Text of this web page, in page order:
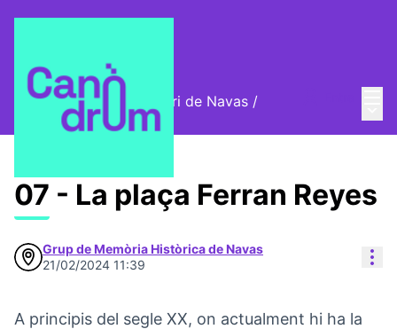
Cromos digitals del barri de Navas /
🦊 Cromos digitals
07 - La plaça Ferran Reyes
Grup de Memòria Històrica de Navas
21/02/2024 11:39
A principis del segle XX, on actualment hi ha la